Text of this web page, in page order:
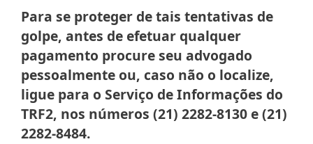
Para se proteger de tais tentativas de
golpe, antes de efetuar qualquer
pagamento procure seu advogado
pessoalmente ou, caso não o localize,
ligue para o Serviço de Informações do
TRF2, nos números (21) 2282-8130 e (21)
2282-8484.